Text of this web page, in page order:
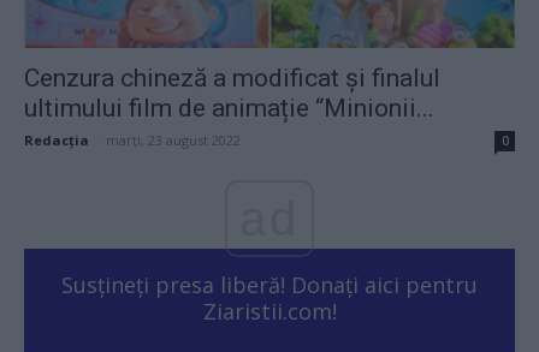
Cenzura chineză a modificat și finalul
ultimului film de animație “Minionii...
Redacţia marți, 23 august 2022 0
Susțineți presa liberă! Donați aici pentru
Ziaristii.com!